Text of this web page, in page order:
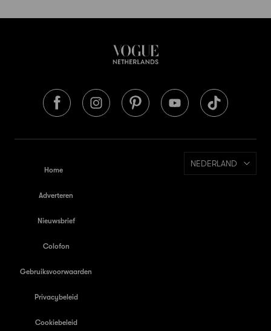
Home
Adverteren
Nieuwsbrief
Colofon
Gebruiksvoorwaarden
Privacybeleid
Cookiebeleid
NEDERLAND